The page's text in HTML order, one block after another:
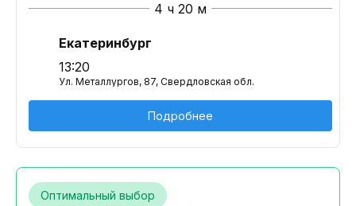
4 ч 20 м
Екатеринбург
13:20
Ул. Металлургов, 87, Свердловская обл.
Подробнее
Оптимальный выбор